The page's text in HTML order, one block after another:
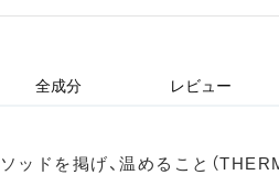
全成分 レビュー
ドを掲げ、温めること（